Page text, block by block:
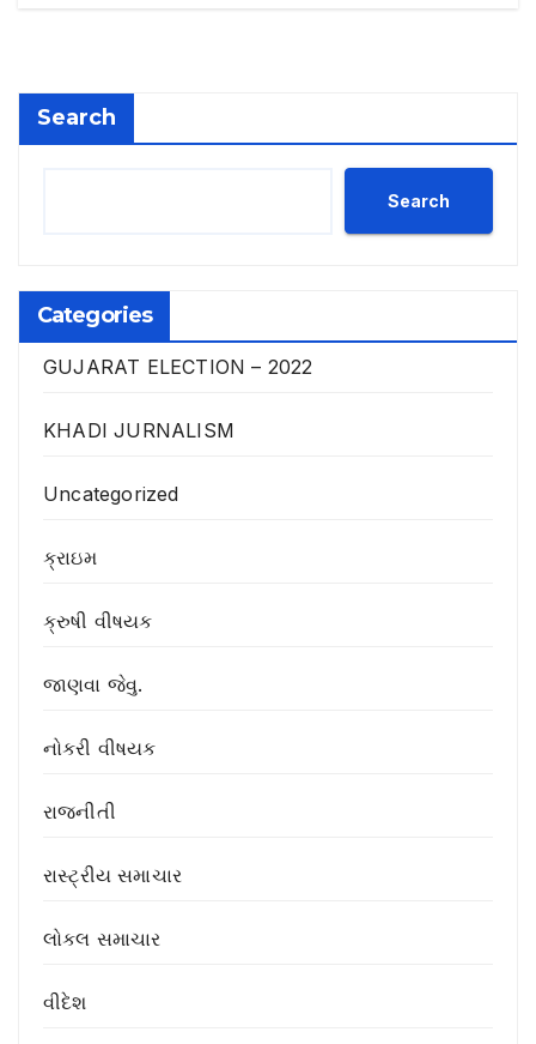
Search
Search
Categories
GUJARAT ELECTION – 2022
KHADI JURNALISM
Uncategorized
ક્રાઇમ
ક્રુષી વીષયક
જાણવા જેવુ.
નોકરી વીષયક
રાજનીતી
રાસ્ટ્રીય સમાચાર
લોકલ સમાચાર
વીદેશ